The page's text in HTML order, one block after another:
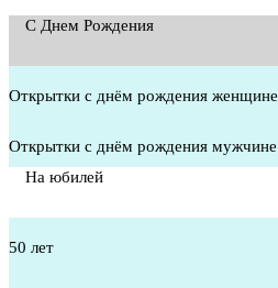
С Днем Рождения
Открытки с днём рождения женщине
Открытки с днём рождения мужчине
На юбилей
50 лет